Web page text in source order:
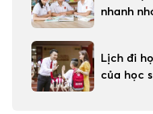
nhanh
Lịch đi
của học